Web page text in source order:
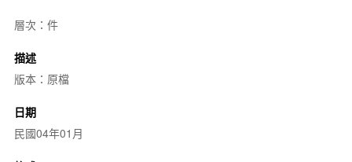
層次：件
描述
版本：原檔
日期
民國04年01月